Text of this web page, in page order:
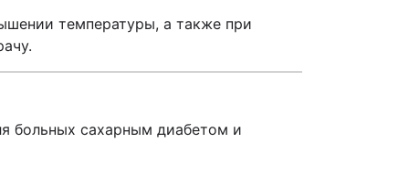
температуры, а также при
больных сахарным диабетом и